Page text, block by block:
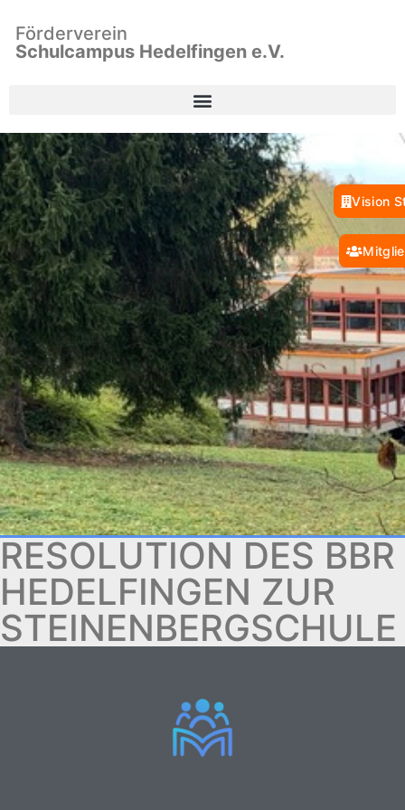
Förderverein
Schulcampus Hedelfingen e.V.
Vision
RESOLUTION DES BBR
HEDELFINGEN ZUR
STEINENBERGSCHULE